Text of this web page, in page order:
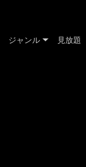
ジャンル 見放題